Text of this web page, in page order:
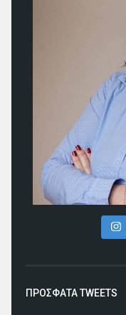
ΠΡΟΣΦΑΤΑ TWEETS